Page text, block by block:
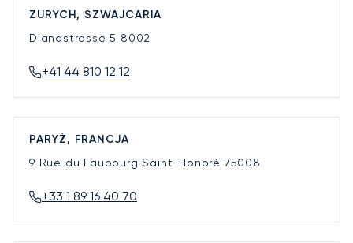
ZURYCH, SZWAJCARIA
Dianastrasse 5 8002
+41 44 810 12 12
PARYŻ, FRANCJA
9 Rue du Faubourg Saint-Honoré 75008
+33 1 89 16 40 70